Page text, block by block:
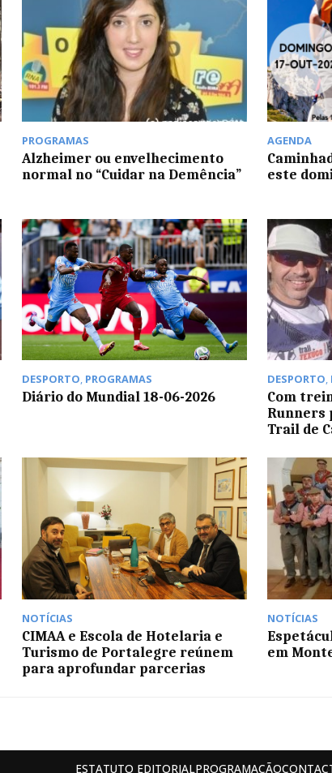
PROGRAMAS
Alzheimer ou envelhecimento
normal no “Cuidar na Demência”
AGENDA
este
DESPORTO, PROGRAMAS
Diário do Mundial 18-06-2026
DESPORTO,
Com
Runners
Trail de
NOTÍCIAS
CIMAA e Escola de Hotelaria e
Turismo de Portalegre reúnem
para aprofundar parcerias
NOTÍCIAS
em
ESTATUTO EDITORIALPROGRAMAÇÃO